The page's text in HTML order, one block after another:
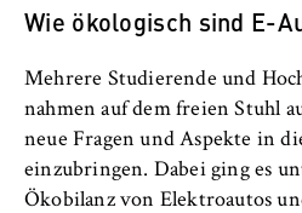
Wie ökologisch sind E-
Mehrere Studierende und
nahmen auf dem freien Stuhl
neue Fragen und Aspekte in
einzubringen. Dabei ging es
Ökobilanz von Elektroautos